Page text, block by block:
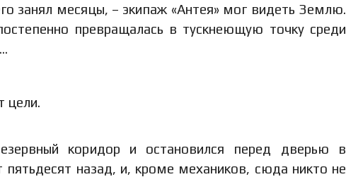
занял месяцы, – экипаж «Антея» мог видеть Землю.
превращалась в тускнеющую точку среди
цели.
коридор и остановился перед дверью в
назад, и, кроме механиков, сюда никто не